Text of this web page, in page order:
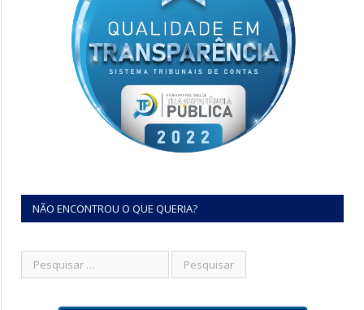
NÃO ENCONTROU O QUE QUERIA?